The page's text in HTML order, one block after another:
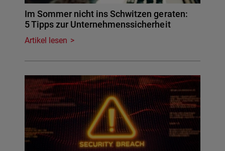
Im Sommer nicht ins Schwitzen geraten:
5 Tipps zur Unternehmenssicherheit
Artikel lesen